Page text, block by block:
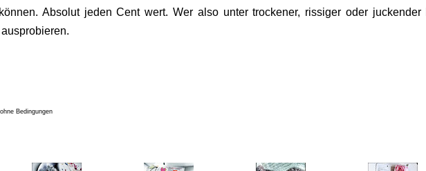
Absolut jeden Cent wert. Wer also unter trockener, rissiger oder juckender
Bedingungen